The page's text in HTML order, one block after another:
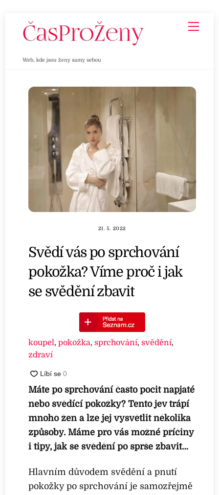
Web, kde jsou ženy samy sebou
21. 5. 2022
Svědí vás po sprchování
pokožka? Víme proč i jak
se svědění zbavit
koupel,pokožka,sprchování,svědění,
zdraví
Máte po sprchování často pocit napjaté
nebo svědící pokožky? Tento jev trápí
mnoho žen a lze jej vysvětlit několika
způsoby. Máme pro vás možné příčiny
i tipy, jak se svědění po sprše zbavit…
Hlavním důvodem svědění a pnutí
pokožky po sprchování je samozřejmě